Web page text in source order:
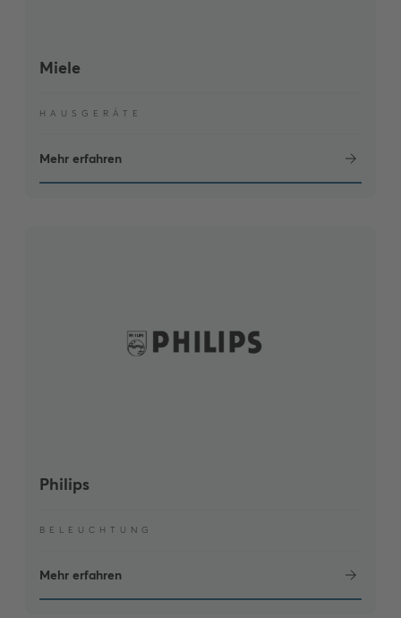
Miele
HAUSGERÄTE
Mehr erfahren
Philips
BELEUCHTUNG
Mehr erfahren